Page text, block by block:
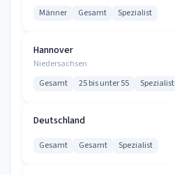
Männer Gesamt Spezialist
Hannover
Niedersachsen
Gesamt 25 bis unter 55 Spezialist
Deutschland
Gesamt Gesamt Spezialist